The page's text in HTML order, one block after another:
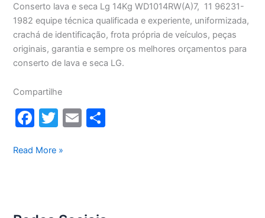
Conserto lava e seca Lg 14Kg WD1014RW(A)7, 11 96231-
1982 equipe técnica qualificada e experiente, uniformizada,
crachá de identificação, frota própria de veículos, peças
originais, garantia e sempre os melhores orçamentos para
conserto de lava e seca LG.
Compartilhe
F
c
o
T
itt
E
Conserto
Read More »